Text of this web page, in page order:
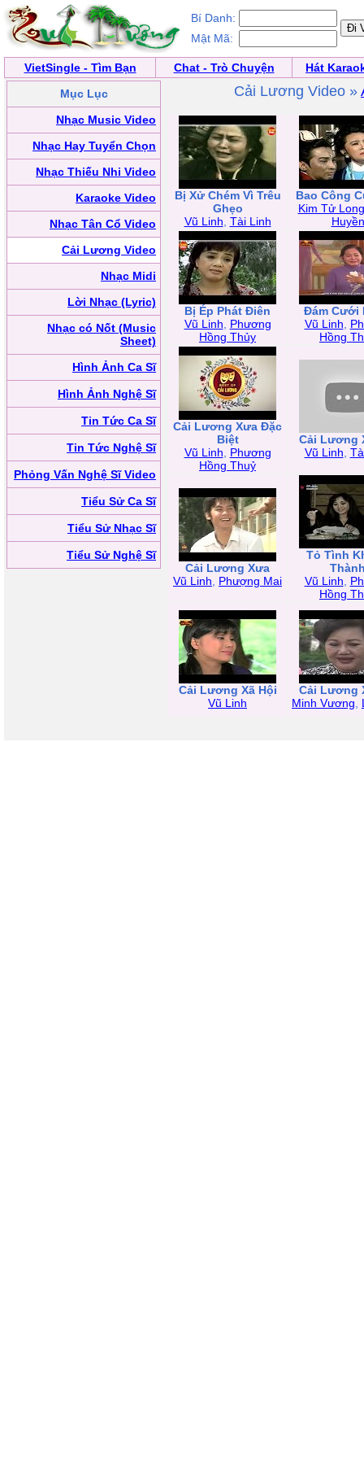
Bí Danh:
Mật Mã:
VietSingle - Tìm Bạn Chat - Trò Chuyện
Hát
Mục Lục
Nhạc Music Video
Nhạc Hay Tuyển Chọn
Nhạc Thiếu Nhi Video
Karaoke Video
Nhạc Tân Cổ Video
Cải Lương Video
Nhạc Midi
Lời Nhạc (Lyric)
Nhạc có Nốt (Music
Sheet)
Hình Ảnh Ca Sĩ
Hình Ảnh Nghệ Sĩ
Tin Tức Ca Sĩ
Tin Tức Nghệ Sĩ
Phỏng Vấn Nghệ Sĩ Video
Tiểu Sử Ca Sĩ
Tiểu Sử Nhạc Sĩ
Tiểu Sử Nghệ Sĩ
Cải Lương Video »
Bị Xử Chém Vì Trêu
Ghẹo
Vũ Linh Tài Linh
Bao Công
Kim Tử Long
Huyền
Bị Ép Phát Điên
Vũ Linh
Phương
Hồng Thủy
Đám Cưới
Vũ Linh
Hồng
Cải Lương Xưa Đặc
Biệt
Vũ Linh
Phương
Hồng Thuỷ
Cải Lương
Vũ Linh
Cải Lương Xưa
Vũ Linh
Phượng Mai
Tỏ Tình
Vũ Linh
Hồng
Cải Lương Xã Hội
Vũ Linh
Cải Lương
Minh Vương